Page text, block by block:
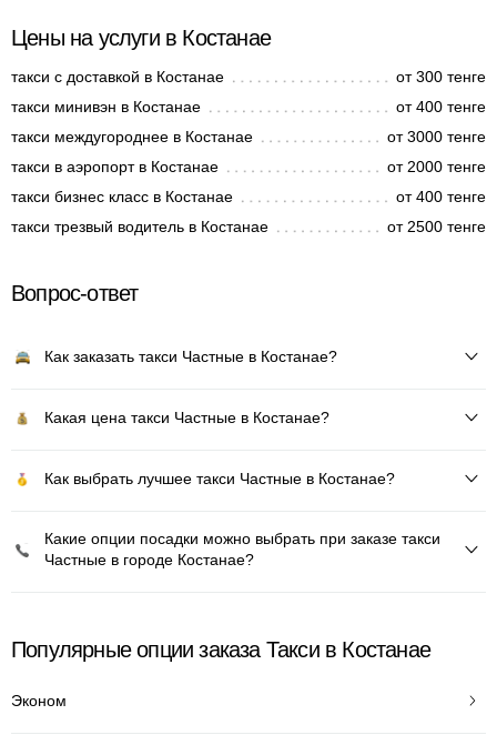
Цены на услуги в Костанае
такси с доставкой в Костанае
от 300 тенге
такси минивэн в Костанае
от 400 тенге
такси междугороднее в Костанае
от 3000 тенге
такси в аэропорт в Костанае
от 2000 тенге
такси бизнес класс в Костанае
от 400 тенге
такси трезвый водитель в Костанае
от 2500 тенге
Вопрос-ответ
Как заказать такси Частные в Костанае?
Какая цена такси Частные в Костанае?
Как выбрать лучшее такси Частные в Костанае?
Какие опции посадки можно выбрать при заказе такси
Частные в городе Костанае?
Популярные опции заказа Такси в Костанае
Эконом